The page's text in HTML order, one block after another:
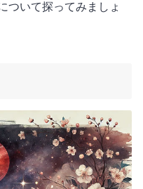
ついて探ってみましょ